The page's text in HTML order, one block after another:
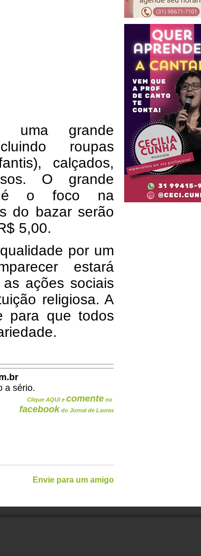
uma grande
roupas
calçados,
O grande
é o foco na
do bazar serão
5,00.
por um
estará
ações sociais
religiosa. A
para que todos
a sério.
Clique AQUI e comente no
facebook do Jornal de Lavras
Envie para um amigo